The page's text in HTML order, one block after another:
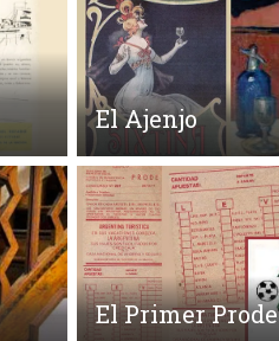
El Ajenjo
El Primer Prode